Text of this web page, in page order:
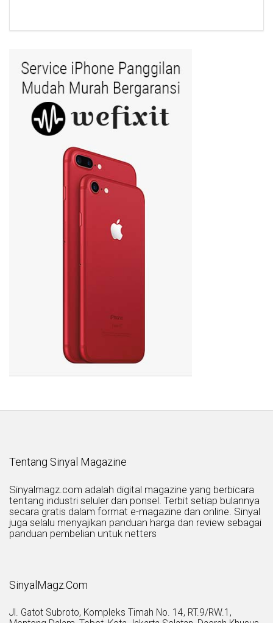
Tentang Sinyal Magazine
Sinyalmagz.com adalah digital magazine yang berbicara
tentang industri seluler dan ponsel. Terbit setiap bulannya
secara gratis dalam format e-magazine dan online. Sinyal
juga selalu menyajikan panduan harga dan review sebagai
panduan pembelian untuk netters
SinyalMagz.Com
Jl. Gatot Subroto, Kompleks Timah No. 14, RT.9/RW.1,